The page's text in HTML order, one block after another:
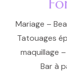
Mariage –
Tatouages
maquillage
Bar à